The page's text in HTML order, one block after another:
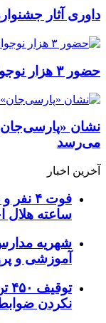
داوری آثار
حضور ۳ هزار نوجوان برای حضور در فیلم «بچه مردم»
نشان «پارسی‌جان»
می‌رسد
آخرین اخبار
ساعته هلال
شهریه
آموزشی و
نکردن